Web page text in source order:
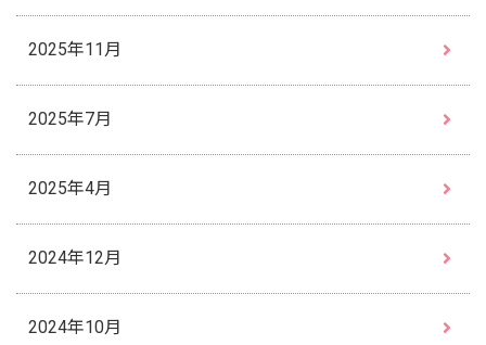
2025年11月
2025年7月
2025年4月
2024年12月
2024年10月